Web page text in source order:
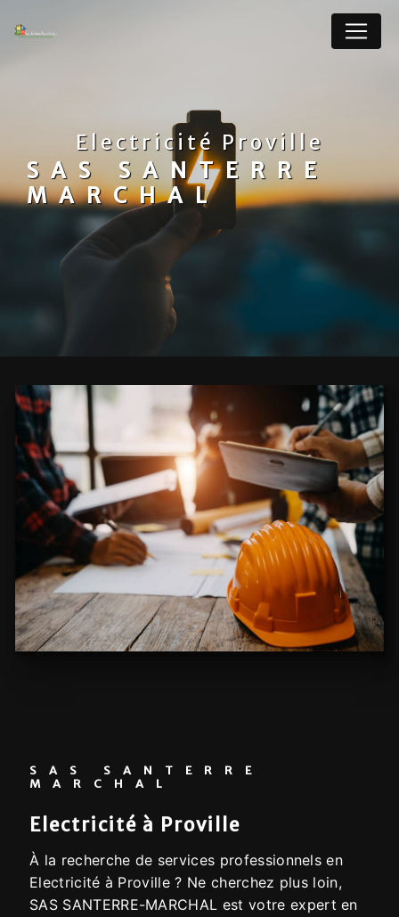
Electricité Proville
SAS SANTERRE
MARCHAL
SAS SANTERRE
MARCHAL
Electricité à Proville
À la recherche de services professionnels en
Electricité à Proville ? Ne cherchez plus loin,
SAS SANTERRE-MARCHAL est votre expert en